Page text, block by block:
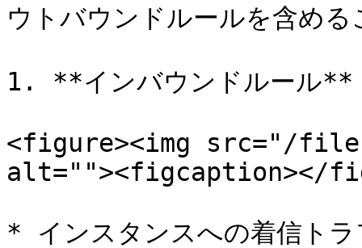
ウトバウンドルールを含め
1. **インバウンドルール**
<figure><img src="/
alt=""><figcaption></
* インスタンスへの着信ト